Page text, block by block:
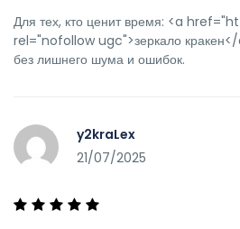
Для тех, кто ценит время: <a
rel="nofollow ugc">зеркало кракен</
без лишнего шума и ошибок.
y2kraLex
21/07/2025